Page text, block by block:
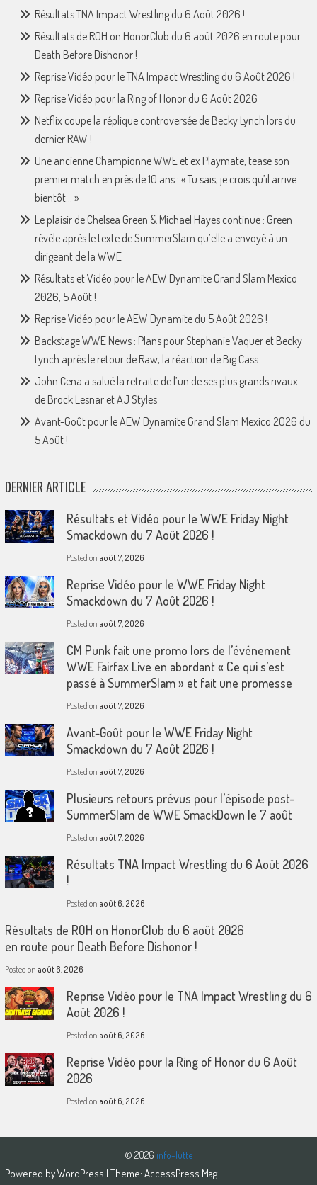
Résultats TNA Impact Wrestling du 6 Août 2026 !
Résultats de ROH on HonorClub du 6 août 2026 en route pour
Death Before Dishonor !
Reprise Vidéo pour le TNA Impact Wrestling du 6 Août 2026 !
Reprise Vidéo pour la Ring of Honor du 6 Août 2026
Netflix coupe la réplique controversée de Becky Lynch lors du
dernier RAW !
Une ancienne Championne WWE et ex Playmate, tease son
premier match en près de 10 ans : « Tu sais, je crois qu’il arrive
bientôt… »
Le plaisir de Chelsea Green & Michael Hayes continue : Green
révèle après le texte de SummerSlam qu’elle a envoyé à un
dirigeant de la WWE
Résultats et Vidéo pour le AEW Dynamite Grand Slam Mexico
2026, 5 Août !
Reprise Vidéo pour le AEW Dynamite du 5 Août 2026 !
Backstage WWE News : Plans pour Stephanie Vaquer et Becky
Lynch après le retour de Raw, la réaction de Big Cass
John Cena a salué la retraite de l’un de ses plus grands rivaux.
de Brock Lesnar et AJ Styles
Avant-Goût pour le AEW Dynamite Grand Slam Mexico 2026 du
5 Août !
DERNIER ARTICLE
Résultats et Vidéo pour le WWE Friday Night
Smackdown du 7 Août 2026 !
Posted on août 7, 2026
Reprise Vidéo pour le WWE Friday Night
Smackdown du 7 Août 2026 !
Posted on août 7, 2026
CM Punk fait une promo lors de l’événement
WWE Fairfax Live en abordant « Ce qui s’est
passé à SummerSlam » et fait une promesse
Posted on août 7, 2026
Avant-Goût pour le WWE Friday Night
Smackdown du 7 Août 2026 !
Posted on août 7, 2026
Plusieurs retours prévus pour l’épisode post-
SummerSlam de WWE SmackDown le 7 août
Posted on août 7, 2026
Résultats TNA Impact Wrestling du 6 Août 2026
!
Posted on août 6, 2026
Résultats de ROH on HonorClub du 6 août 2026
en route pour Death Before Dishonor !
Posted on août 6, 2026
Reprise Vidéo pour le TNA Impact Wrestling du 6
Août 2026 !
Posted on août 6, 2026
Reprise Vidéo pour la Ring of Honor du 6 Août
2026
Posted on août 6, 2026
© 2026 info-lutte
Powered byWordPress | Theme: AccessPress Mag